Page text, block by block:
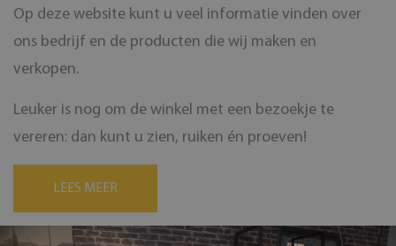
Op deze website kunt u veel informatie vinden over
ons bedrijf en de producten die wij maken en
verkopen.
Leuker is nog om de winkel met een bezoekje te
vereren: dan kunt u zien, ruiken én proeven!
LEES MEER